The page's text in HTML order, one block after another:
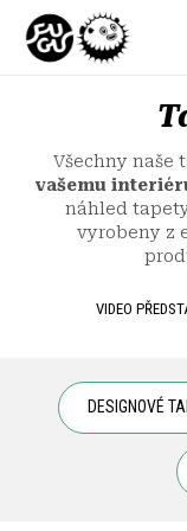
obsah
Všechny naše
vašemu
náhled
vyrobeny z
VIDEO
DESIGNOVÉ